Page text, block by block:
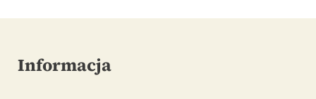
Informacja